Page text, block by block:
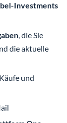
Investments
, die Sie
die aktuelle
und